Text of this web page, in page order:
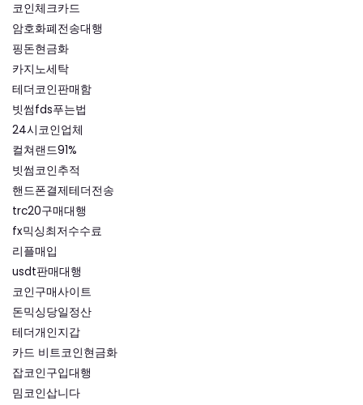
코인체크카드
암호화폐전송대행
핑돈현금화
카지노세탁
테더코인판매함
빗썸fds푸는법
24시코인업체
컬쳐랜드91%
빗썸코인추적
핸드폰결제테더전송
trc20구매대행
fx믹싱최저수수료
리플매입
usdt판매대행
코인구매사이트
돈믹싱당일정산
테더개인지갑
카드 비트코인현금화
잡코인구입대행
밈코인삽니다